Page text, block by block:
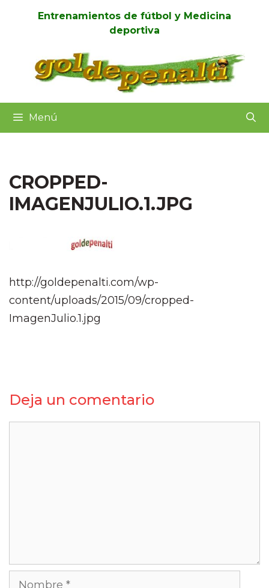
Entrenamientos de fútbol y Medicina
deportiva
Menú
CROPPED-
IMAGENJULIO.1.JPG
http://goldepenalti.com/wp-
content/uploads/2015/09/cropped-
ImagenJulio.1.jpg
Deja un comentario
Nombre